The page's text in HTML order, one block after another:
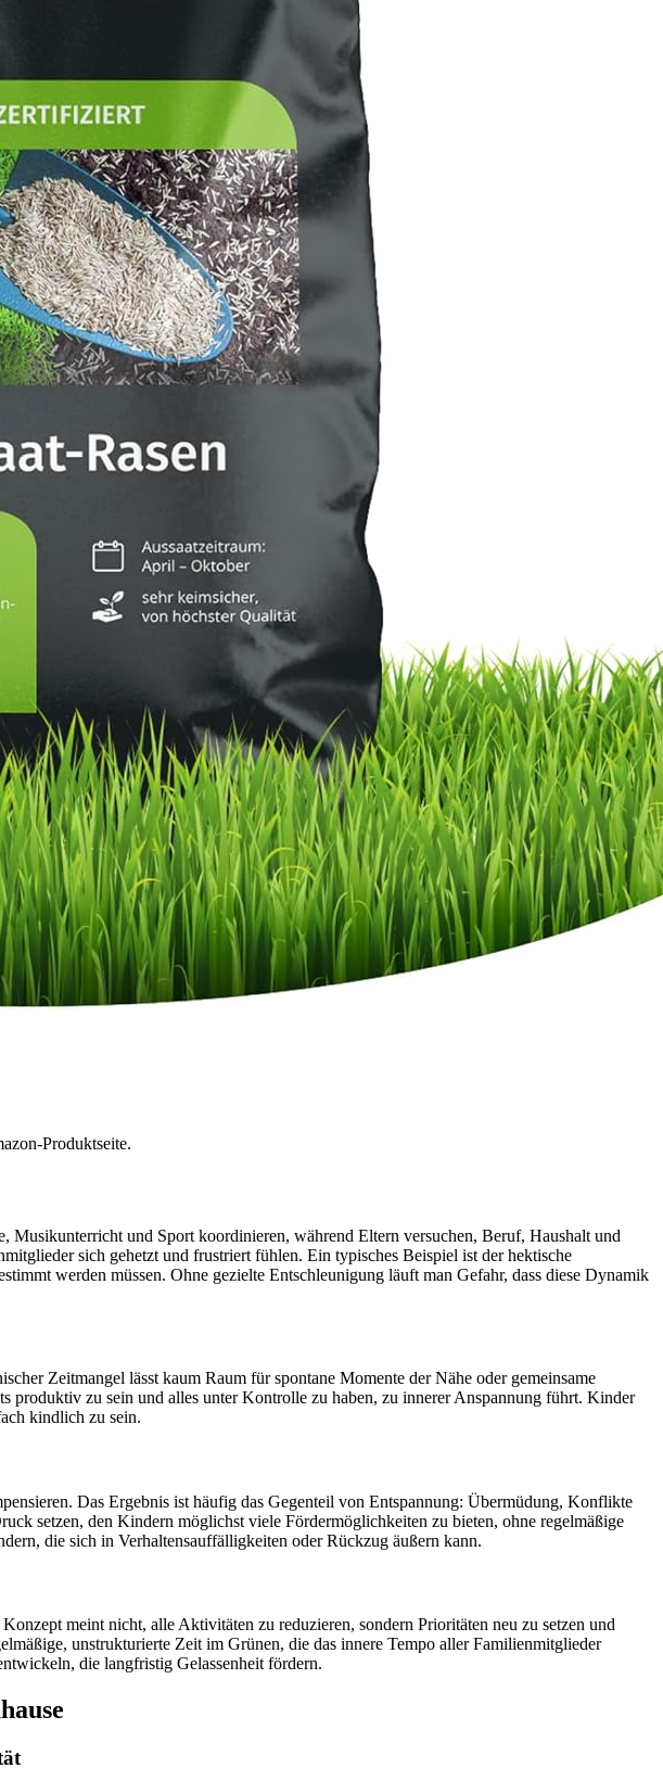
Produktseite.
Musikunterricht und Sport koordinieren, während Eltern versuchen, Beruf, Haushalt und
sich gehetzt und frustriert fühlen. Ein typisches Beispiel ist der hektische
werden müssen. Ohne gezielte Entschleunigung läuft man Gefahr, dass diese Dynamik
Zeitmangel lässt kaum Raum für spontane Momente der Nähe oder gemeinsame
produktiv zu sein und alles unter Kontrolle zu haben, zu innerer Anspannung führt. Kinder
kindlich zu sein.
Das Ergebnis ist häufig das Gegenteil von Entspannung: Übermüdung, Konflikte
setzen, den Kindern möglichst viele Fördermöglichkeiten zu bieten, ohne regelmäßige
die sich in Verhaltensauffälligkeiten oder Rückzug äußern kann.
meint nicht, alle Aktivitäten zu reduzieren, sondern Prioritäten neu zu setzen und
unstrukturierte Zeit im Grünen, die das innere Tempo aller Familienmitglieder
die langfristig Gelassenheit fördern.